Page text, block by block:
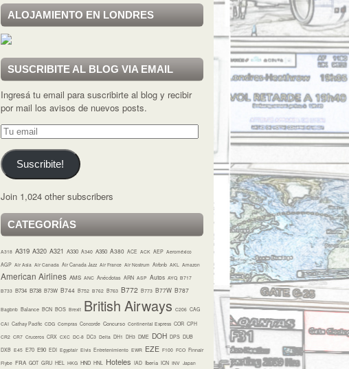
ALOJAMIENTO EN LONDRES
SUSCRIBITE AL BLOG VIA EMAIL
Ingresá tu email para suscribirte al blog y recibir
por mail los avisos de nuevos posts.
Tu
email
Suscribite!
Join 1,024 other subscribers
CATEGORÍAS
A318 A319 A320 A321 A330 A340 A350 A380 ACE ACK AEP Aeroméxico
AGP Air Asia Air Canada Air Canada Jazz Air France Air Nostrum Airbnb AKL Amazon
American Airlines AMS ANC Anécdotas ARN ASP Autos AYQ B717
B733 B734 B738 B73W B744 B752 B762 B763 B772 B773 B77W B787
Bagbnb Balance BCN BOS Brexit British Airways C206 CAG
CAI Cathay Pacific CDG Compras Concorde Concurso Continental Express COR CPH
CR2 CR7 Cruceros CRX CXC DC-8 DC3 Delta DH1 DH3 DME DOH DPS DUB
DXB E45 E70 E90 EDI Egyptair Elvis Entretenimiento EWR EZE F100 FCO Finnair
Flybe FRA GOT GRU HEL HKG HND HNL Hoteles IAD Iberia ICN INV Japan